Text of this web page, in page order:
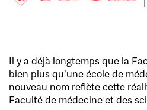
Il y a déjà longtemps que la
bien plus qu’une école de
nouveau nom reflète cette
Faculté de médecine et des